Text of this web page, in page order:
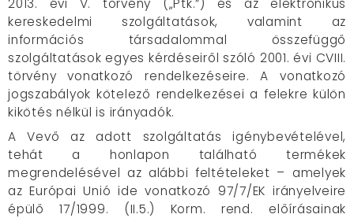
2013. évi V. törvény („Ptk.”) és az elektronikus
kereskedelmi szolgáltatások, valamint az
információs társadalommal összefüggő
szolgáltatások egyes kérdéseiről szóló 2001. évi CVIII.
törvény vonatkozó rendelkezéseire. A vonatkozó
jogszabályok kötelező rendelkezései a felekre külön
kikötés nélkül is irányadók.
A Vevő az adott szolgáltatás igénybevételével,
tehát a honlapon található termékek
megrendelésével az alábbi feltételeket – amelyek
az Európai Unió ide vonatkozó 97/7/EK irányelveire
épülő 17/1999. (II.5.) Korm. rend. előírásainak